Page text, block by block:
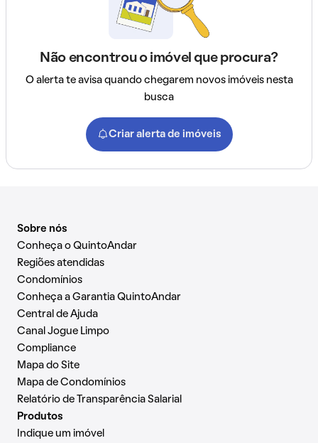
Não encontrou o imóvel que procura?
O alerta te avisa quando chegarem novos imóveis nesta
busca
Criar alerta de imóveis
Sobre nós
Conheça o QuintoAndar
Regiões atendidas
Condomínios
Conheça a Garantia QuintoAndar
Central de Ajuda
Canal Jogue Limpo
Compliance
Mapa do Site
Mapa de Condomínios
Relatório de Transparência Salarial
Produtos
Indique um imóvel